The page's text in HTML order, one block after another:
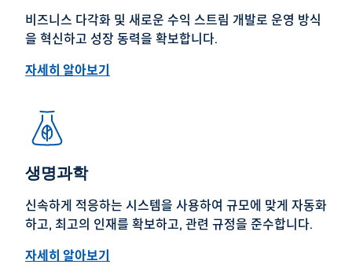
비즈니스 다각화 및 새로운 수익 스트림 개발로 운영 방식
을 혁신하고 성장 동력을 확보합니다.
자세히 알아보기
생명과학
신속하게 적응하는 시스템을 사용하여 규모에 맞게 자동화
하고, 최고의 인재를 확보하고, 관련 규정을 준수합니다.
자세히 알아보기